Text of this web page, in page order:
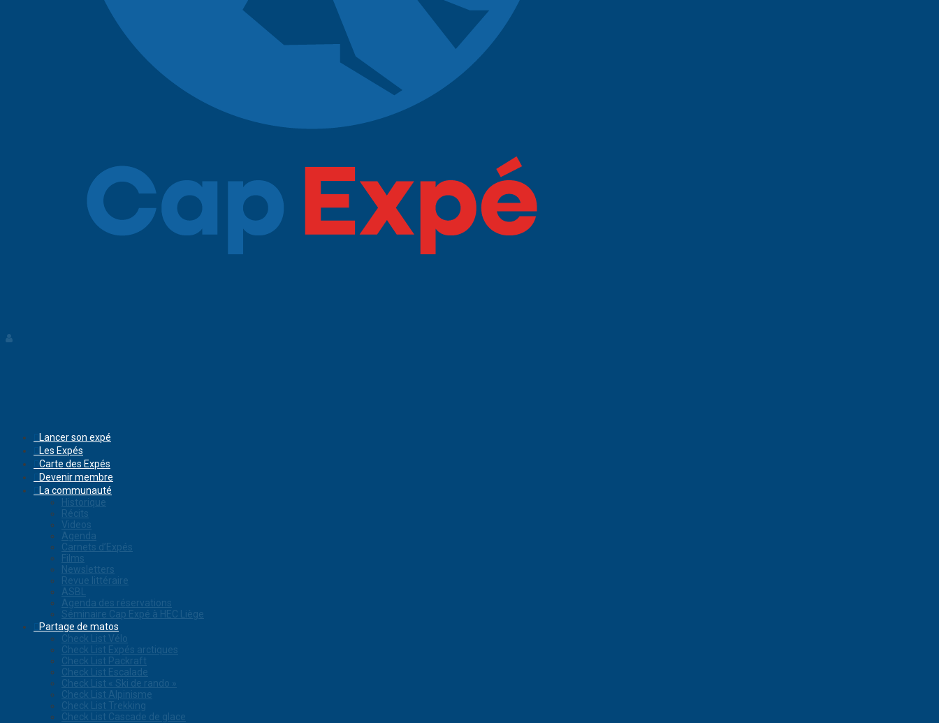
Lancer son expé
Les Expés
Carte des Expés
Devenir membre
La communauté
Historique
Récits
Videos
Agenda
Carnets d’Expés
Films
Newsletters
Revue littéraire
ASBL
Agenda des réservations
Séminaire Cap Expé à HEC Liège
Partage de matos
Check List Vélo
Check List Expés arctiques
Check List Packraft
Check List Escalade
Check List « Ski de rando »
Check List Alpinisme
Check List Trekking
Check List Cascade de glace